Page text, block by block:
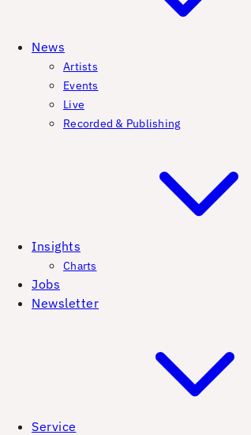
News
Artists
Events
Live
Recorded & Publishing
Insights
Charts
Jobs
Newsletter
Service